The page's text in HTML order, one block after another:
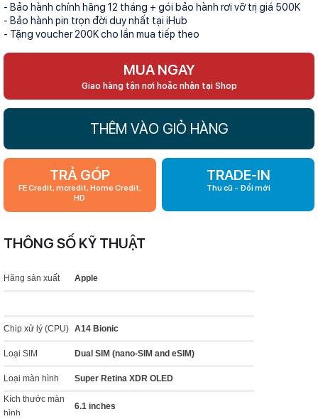
- Bảo hành chính hãng 12 tháng + gói bảo hành rơi vỡ trị giá 500K
- Bảo hành pin trọn đời duy nhất tại iHub
- Tặng voucher 200K cho lần mua tiếp theo
MUA NGAY
Giao hàng tận nơi hoặc nhận tại Shop
THÊM VÀO GIỎ HÀNG
TRẢ GÓP
FE Credit, mcredit, Home Credit,
HD
TRADE-IN
Thu cũ - Đổi mới
THÔNG SỐ KỸ THUẬT
Hãng sản xuất Apple
Chip xử lý (CPU) A14 Bionic
Loại SIM Dual SIM (nano‑SIM and eSIM)
Loại màn hình Super Retina XDR OLED
Kích thước màn
hình
6.1 inches